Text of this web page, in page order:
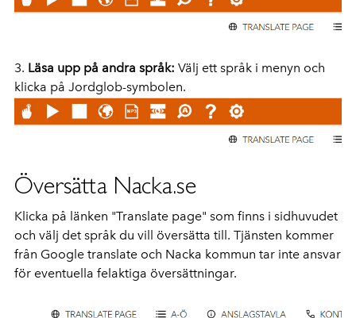
3. Läsa upp på andra språk: Välj ett språk i menyn och
klicka på Jordglob-symbolen.
Översätta Nacka.se
Klicka på länken "Translate page" som finns i sidhuvudet
och välj det språk du vill översätta till. Tjänsten kommer
från Google translate och Nacka kommun tar inte ansvar
för eventuella felaktiga översättningar.